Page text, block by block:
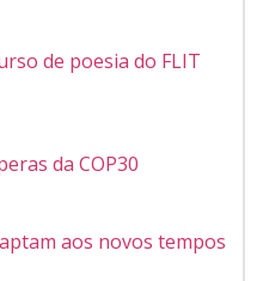
de poesia do FLIT
da COP30
aos novos tempos